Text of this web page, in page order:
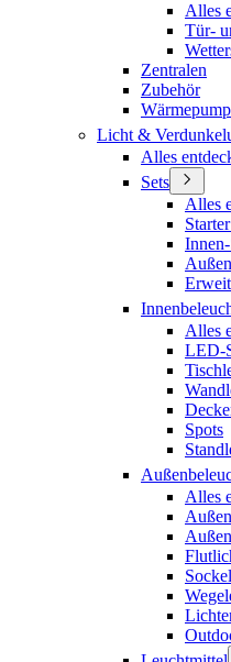
Alles
Tür-
Zentralen
Zubehör
Licht &
Alles
Sets
Alles
Alles
LED-
Spots
Alles